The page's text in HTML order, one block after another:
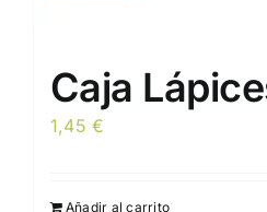
Caja
1,45€
Añadir al carrito